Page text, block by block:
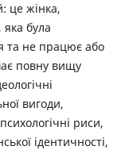
це жінка,
яка була
та не працює або
повну вищу
вигоди,
риси,
ідентичності,